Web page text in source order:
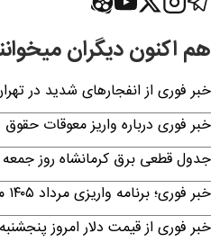
هم اکنون دیگران
خبر فوری از انفجارهای شدید در تهران امروز
خبر فوری درباره واریز معوقات
جدول قطعی برق کرمانشاه روز جمعه ۱۶ مرداد ۱۴۰۵ | برنامه خاموشی برق کرمانشاه اعلام شد
خبر فوری؛ برنامه واریزی مرداد ۱۴۰۵ مستمری مددجویان کمیته امداد و بهزیستی اعلام شد
خبر فوری از قیمت دلار امروز پنجشنبه ۱۵ مرداد ۱۴۰۵ | افت دلار آزاد، رشد حواله